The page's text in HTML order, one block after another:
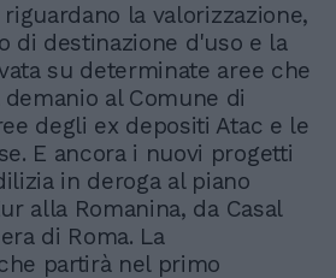
la valorizzazione,
di destinazione d'uso e la
su determinate aree che
al Comune di
degli ex depositi Atac e le
E ancora i nuovi progetti
in deroga al piano
alla Romanina, da Casal
di Roma. La
partirà nel primo